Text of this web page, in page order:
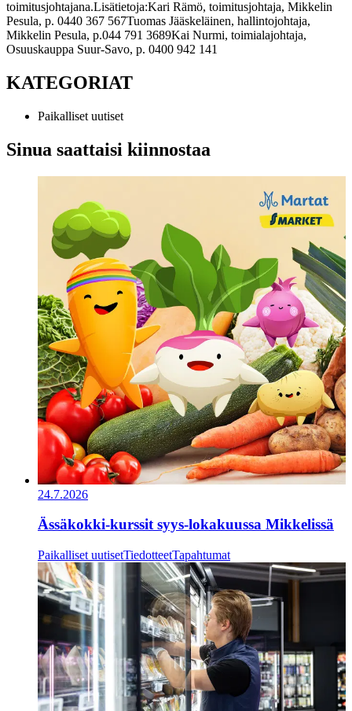
toimitusjohtajana.Lisätietoja:Kari Rämö, toimitusjohtaja, Mikkelin
Pesula, p. 0440 367 567Tuomas Jääskeläinen, hallintojohtaja,
Mikkelin Pesula, p.044 791 3689Kai Nurmi, toimialajohtaja,
Osuuskauppa Suur-Savo, p. 0400 942 141
KATEGORIAT
Paikalliset uutiset
Sinua saattaisi kiinnostaa
24.7.2026
Ässäkokki-kurssit syys-lokakuussa Mikkelissä
Paikalliset uutisetTiedotteetTapahtumat